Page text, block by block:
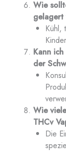
Wie
Kühl,
Kann
der
Wie
THCv
Die